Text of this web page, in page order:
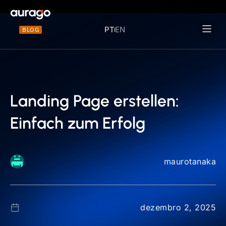
BLOG PTEN
Landing Page erstellen:
Einfach zum Erfolg
maurotanaka
dezembro 2, 2025